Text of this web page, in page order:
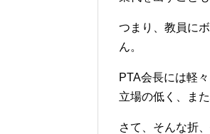
つまり、教員に
ん。
PTA会長には軽
立場の低く、ま
さて、そんな折